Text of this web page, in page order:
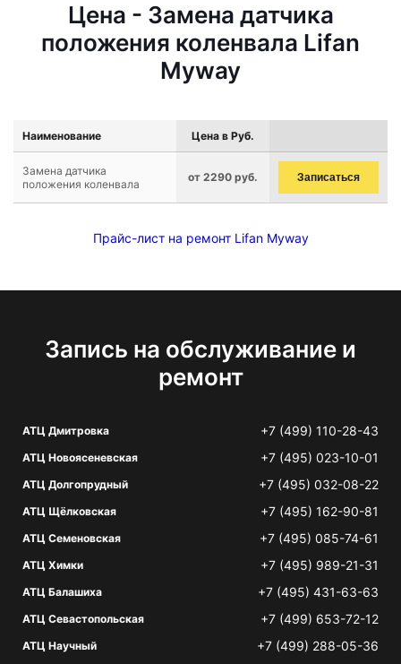
Цена - Замена датчика
положения коленвала Lifan
Myway
Наименование Цена в Руб.
Замена датчика
положения коленвала
от 2290 руб. Записаться
Прайс-лист на ремонт Lifan Myway
Запись на обслуживание и
ремонт
АТЦ Дмитровка +7 (499) 110-28-43
АТЦ Новоясеневская +7 (495) 023-10-01
АТЦ Долгопрудный +7 (495) 032-08-22
АТЦ Щёлковская +7 (495) 162-90-81
АТЦ Семеновская +7 (495) 085-74-61
АТЦ Химки +7 (495) 989-21-31
АТЦ Балашиха +7 (495) 431-63-63
АТЦ Севастопольская +7 (499) 653-72-12
АТЦ Научный +7 (499) 288-05-36